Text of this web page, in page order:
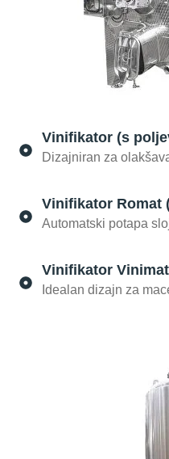
Vinifikator (s
Dizajniran za
Vinifikator Romat
Automatski potapa
Vinifikator
Idealan dizajn za